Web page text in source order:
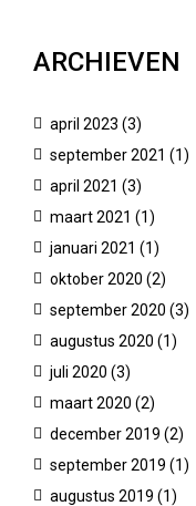
ARCHIEVEN
april 2023 (3)
september 2021 (1)
april 2021 (3)
maart 2021 (1)
januari 2021 (1)
oktober 2020 (2)
september 2020 (3)
augustus 2020 (1)
juli 2020 (3)
maart 2020 (2)
december 2019 (2)
september 2019 (1)
augustus 2019 (1)